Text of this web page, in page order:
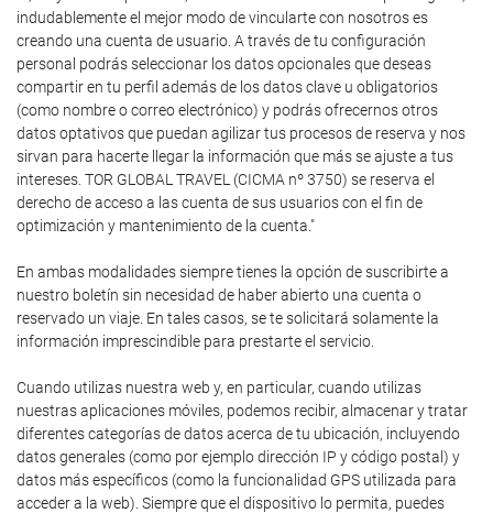
indudablemente el mejor modo de vincularte con nosotros es
creando una cuenta de usuario. A través de tu configuración
personal podrás seleccionar los datos opcionales que deseas
compartir en tu perfil además de los datos clave u obligatorios
(como nombre o correo electrónico) y podrás ofrecernos otros
datos optativos que puedan agilizar tus procesos de reserva y nos
sirvan para hacerte llegar la información que más se ajuste a tus
intereses. TOR GLOBAL TRAVEL (CICMA nº 3750) se reserva el
derecho de acceso a las cuenta de sus usuarios con el fin de
optimización y mantenimiento de la cuenta."
En ambas modalidades siempre tienes la opción de suscribirte a
nuestro boletín sin necesidad de haber abierto una cuenta o
reservado un viaje. En tales casos, se te solicitará solamente la
información imprescindible para prestarte el servicio.
Cuando utilizas nuestra web y, en particular, cuando utilizas
nuestras aplicaciones móviles, podemos recibir, almacenar y tratar
diferentes categorías de datos acerca de tu ubicación, incluyendo
datos generales (como por ejemplo dirección IP y código postal) y
datos más específicos (como la funcionalidad GPS utilizada para
acceder a la web). Siempre que el dispositivo lo permita, puedes